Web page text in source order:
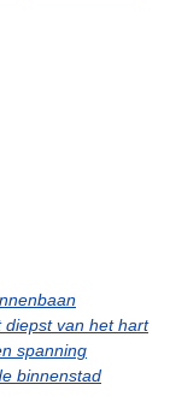
diepst van het hart
spanning
binnenstad